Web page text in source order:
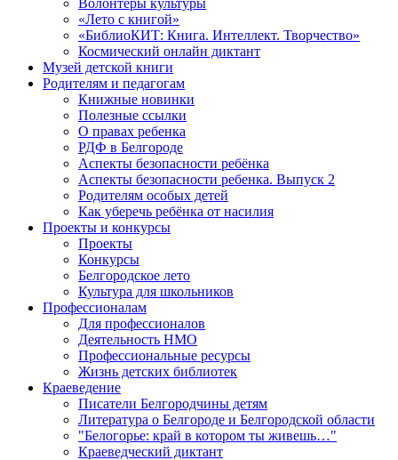
«Лето с книгой»
«БиблиоКИТ: Книга. Интеллект. Творчество»
Космический онлайн диктант
Музей детской книги
Родителям и педагогам
Книжные новинки
Полезные ссылки
О правах ребенка
РДФ в Белгороде
Аспекты безопасности ребёнка
Аспекты безопасности ребенка. Выпуск 2
Родителям особых детей
Как уберечь ребёнка от насилия
Проекты и конкурсы
Проекты
Конкурсы
Белгородское лето
Культура для школьников
Профессионалам
Для профессионалов
Деятельность НМО
Профессиональные ресурсы
Жизнь детских библиотек
Краеведение
Писатели Белгородчины детям
Литература о Белгороде и Белгородской области
"Белогорье: край в котором ты живешь…"
Краеведческий диктант